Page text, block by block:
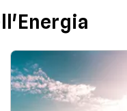
aiutano a tenere
controllo le spese di
Scopri la soluzione
conveniente per te
quelle proposte da
Illumia e Ajò Energia
risparmiare fin da